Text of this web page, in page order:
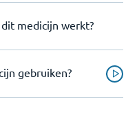
medicijn werkt?
gebruiken?